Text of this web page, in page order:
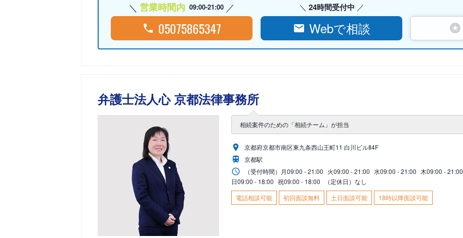
営業時間内 09:00-21:00
05075865347
24時間受付中
Webで相談
弁護士法人心 京都法律事務所
相続案件のための「相続チーム」が担当
京都府京都市南区東九条西山王町11 白川ビルⅡ4F
京都駅
（受付時間） 月09:00 - 21:00 火09:00 - 21:00 水09:00 - 21:00 木09:00 - 21:00
日09:00 - 18:00 祝09:00 - 18:00
（定休日）なし
電話相談可能
初回面談無料 土日面談可能 18時以降面談可能